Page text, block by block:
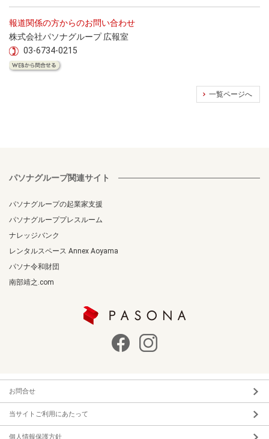
報道関係の方からのお問い合わせ
株式会社パソナグループ 広報室
03-6734-0215
一覧ページへ
パソナグループ関連サイト
パソナグループの起業家支援
パソナグループプレスルーム
ナレッジバンク
レンタルスペース Annex Aoyama
パソナ令和財団
南部靖之.com
お問合せ
当サイトご利用にあたって
個人情報保護方針